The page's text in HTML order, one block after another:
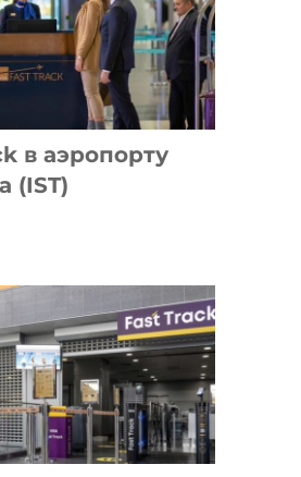
в аэропорту
(IST)